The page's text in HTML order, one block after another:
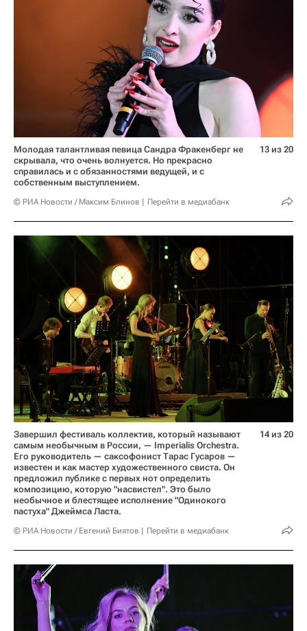
Молодая талантливая певица Сандра Фракенберг не
скрывала, что очень волнуется. Но прекрасно
справилась и с обязанностями ведущей, и с
собственным выступлением.
© РИА Новости / Максим Блинов Перейти в медиабанк
13 из 20
Завершил фестиваль коллектив, который называют
самым необычным в России, — Imperialis Orchestra.
Его руководитель — саксофонист Тарас Гусаров —
известен и как мастер художественного свиста. Он
предложил публике с первых нот определить
композицию, которую "насвистел". Это было
необычное и блестящее исполнение "Одинокого
пастуха" Джеймса Ласта.
© РИА Новости / Евгений Биятов Перейти в медиабанк
14 из 20